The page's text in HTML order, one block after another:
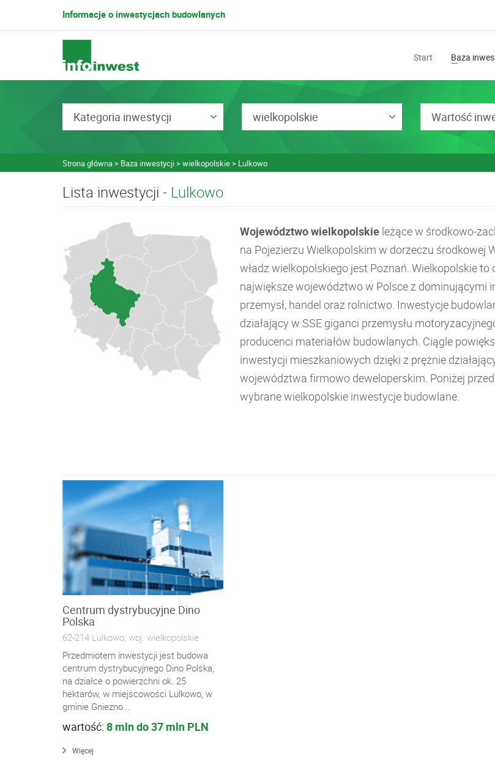
Informacje o inwestycjach budowlanych
Start Baza
Kategoria inwestycji wielkopolskie Wartość
Strona główna Baza inwestycji wielkopolskie Lulkowo
Lista inwestycji - Lulkowo
Województwo wielkopolskie leżące w środkowo-
na Pojezierzu Wielkopolskim w dorzeczu środkowej
władz wielkopolskiego jest Poznań. Wielkopolskie to
największe województwo w Polsce z dominującymi
przemysł, handel oraz rolnictwo. Inwestycje
działający w SSE giganci przemysłu
producenci materiałów budowlanych. Ciągle
inwestycji mieszkaniowych dzięki z prężnie
województwa firmowo deweloperskim. Poniżej
wybrane wielkopolskie inwestycje budowlane.
Centrum dystrybucyjne Dino
Polska
62-214 Lulkowo, woj. wielkopolskie
Przedmiotem inwestycji jest budowa
centrum dystrybucyjnego Dino Polska,
na działce o powierzchni ok. 25
hektarów, w miejscowości Lulkowo, w
gminie Gniezno...
wartość: 8 mln do 37 mln PLN
Więcej